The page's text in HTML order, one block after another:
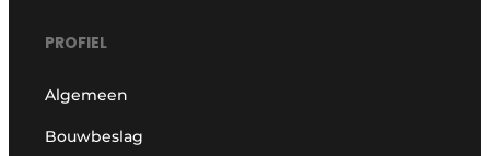
PROFIEL
Algemeen
Bouwbeslag